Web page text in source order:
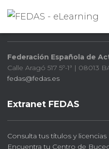
Federación Española de
Calle Aragó 517 5º-1ª | 08013
fedas@fedas.es
Extranet FEDAS
Consulta tus títulos y licencias
Encuentra tu Centro de